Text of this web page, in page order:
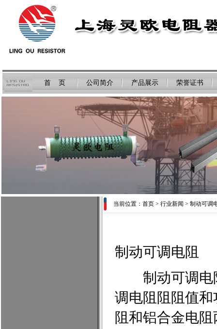
首 页 公司简介 产品展示 荣誉证书
当前位置： 首页 > 行业新闻 > 制动可调
制动可调电阻
制动可调电
调电阻阻阻值
阻和铝合金电